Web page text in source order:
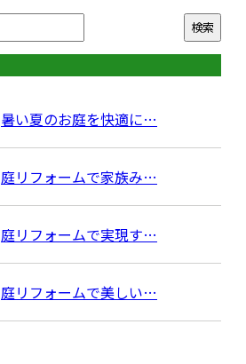
暑い夏のお庭を快適に…
庭リフォームで家族み…
庭リフォームで実現す…
庭リフォームで美しい…